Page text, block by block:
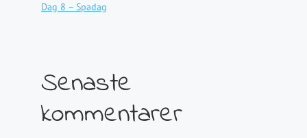
Dag 8 – Spadag
Senaste
kommentarer